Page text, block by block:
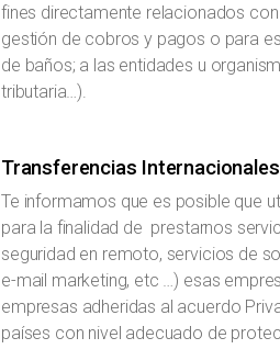
fines directamente relacionados
gestión de cobros y pagos o para
de baños; a las entidades u
tributaria…).
Transferencias
Te informamos que es posible que
para la finalidad de prestarnos
seguridad en remoto, servicios de
e-mail marketing, etc …) esas
empresas adheridas al acuerdo
países con nivel adecuado de